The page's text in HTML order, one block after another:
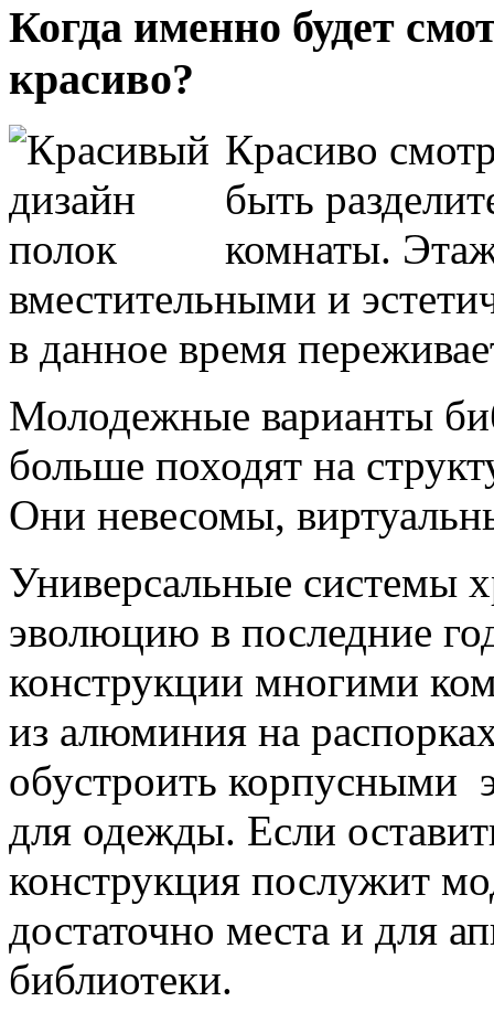
Когда именно будет
красиво?
Красиво
быть
комнаты.
вместительными и
в данное время
Молодежные варианты
больше походят на
Они невесомы,
Универсальные системы
эволюцию в последние
конструкции многими
из алюминия на
обустроить корпусными
для одежды. Если
конструкция послужит
достаточно места и для
библиотеки.